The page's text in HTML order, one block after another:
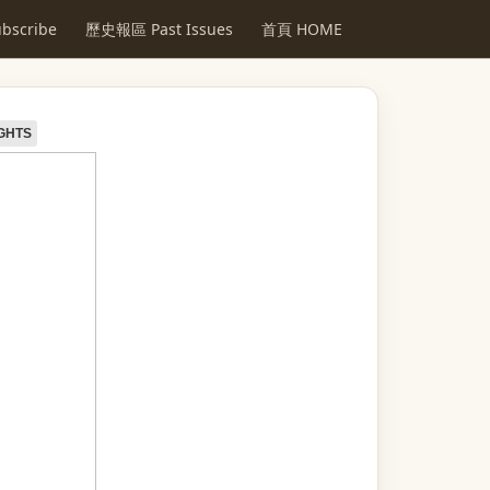
歷史報區 Past Issues 首頁 HOME